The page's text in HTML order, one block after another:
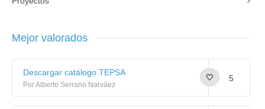
Mejor valorados
Descargar catálogo TEPSA
Por Alberto Serrano Narváez
5